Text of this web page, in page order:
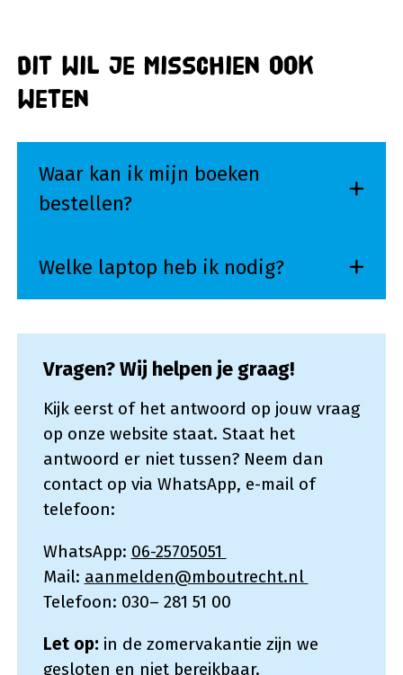
Dit wil je misschien ook
weten
Waar kan ik mijn boeken
bestellen?
Welke laptop heb ik nodig?
Vragen? Wij helpen je graag!
Kijk eerst of het antwoord op jouw vraag
op onze website staat. Staat het
antwoord er niet tussen? Neem dan
contact op via WhatsApp, e-mail of
telefoon:
WhatsApp: 06-25705051
Mail: aanmelden@mboutrecht.nl
Telefoon: 030– 281 51 00
Let op: in de zomervakantie zijn we
gesloten en niet bereikbaar.